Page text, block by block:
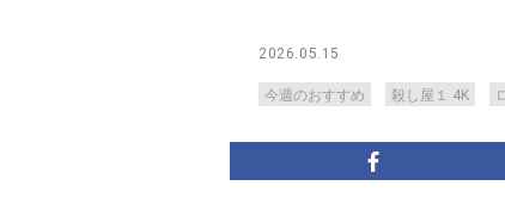
2026.05.15
今週のおすすめ 殺し屋１ 4K